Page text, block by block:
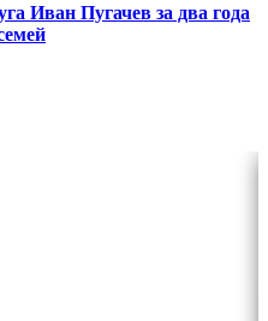
Иван Пугачев за два года